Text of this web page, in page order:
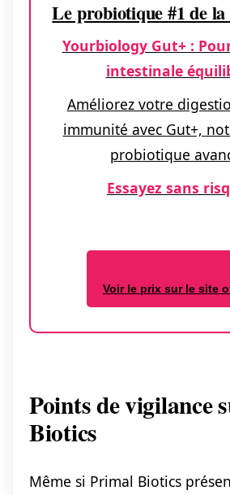
Le probiotique #1 de
Yourbiology Gut+ :
intestinale
Améliorez votre
immunité avec Gut+,
probiotique
Essayez sans
Voir le prix sur le site
Points de vigilance
Biotics
Même si Primal Biotics